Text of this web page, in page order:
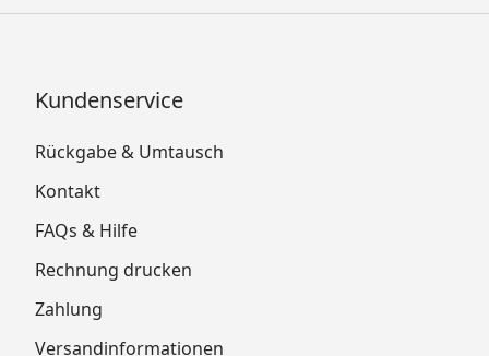
Kundenservice
Rückgabe & Umtausch
Kontakt
FAQs & Hilfe
Rechnung drucken
Zahlung
Versandinformationen